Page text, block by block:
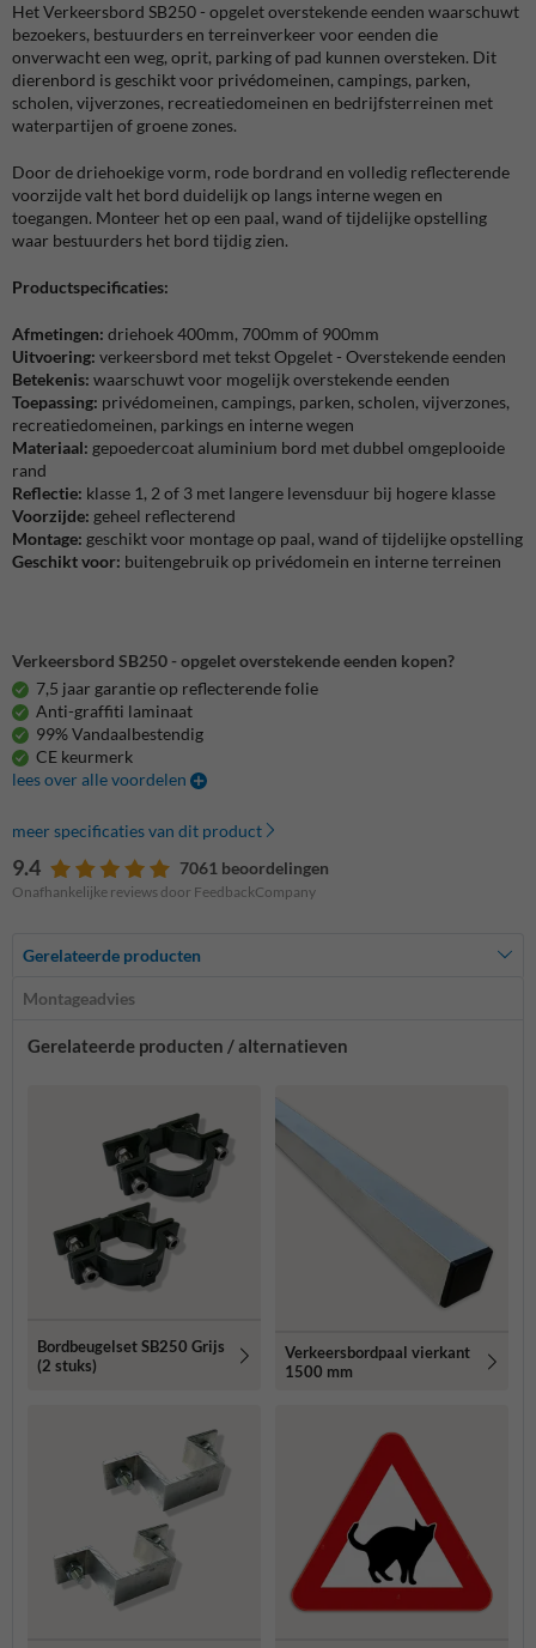
Het Verkeersbord SB250 - opgelet overstekende eenden waarschuwt
bezoekers, bestuurders en terreinverkeer voor eenden die
onverwacht een weg, oprit, parking of pad kunnen oversteken. Dit
dierenbord is geschikt voor privédomeinen, campings, parken,
scholen, vijverzones, recreatiedomeinen en bedrijfsterreinen met
waterpartijen of groene zones.
Door de driehoekige vorm, rode bordrand en volledig reflecterende
voorzijde valt het bord duidelijk op langs interne wegen en
toegangen. Monteer het op een paal, wand of tijdelijke opstelling
waar bestuurders het bord tijdig zien.
Productspecificaties:
Afmetingen: driehoek 400mm, 700mm of 900mm
Uitvoering: verkeersbord met tekst Opgelet - Overstekende eenden
Betekenis: waarschuwt voor mogelijk overstekende eenden
Toepassing: privédomeinen, campings, parken, scholen, vijverzones,
recreatiedomeinen, parkings en interne wegen
Materiaal: gepoedercoat aluminium bord met dubbel omgeplooide
rand
Reflectie: klasse 1, 2 of 3 met langere levensduur bij hogere klasse
Voorzijde: geheel reflecterend
Montage: geschikt voor montage op paal, wand of tijdelijke opstelling
Geschikt voor: buitengebruik op privédomein en interne terreinen
Verkeersbord SB250 - opgelet overstekende eenden kopen?
7,5 jaar garantie op reflecterende folie
Anti-graffiti laminaat
99% Vandaalbestendig
CE keurmerk
lees over alle voordelen
meer specificaties van dit product
9.4 7061 beoordelingen
Onafhankelijke reviews door FeedbackCompany
Gerelateerde producten
Montageadvies
Gerelateerde producten / alternatieven
Bordbeugelset SB250 Grijs
(2 stuks)
Verkeersbordpaal vierkant
1500 mm